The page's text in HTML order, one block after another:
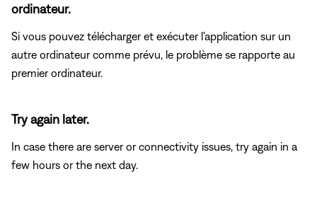
ordinateur.
Si vous pouvez télécharger et exécuter l'application sur un
autre ordinateur comme prévu, le problème se rapporte au
premier ordinateur.
Try again later.
In case there are server or connectivity issues, try again in a
few hours or the next day.